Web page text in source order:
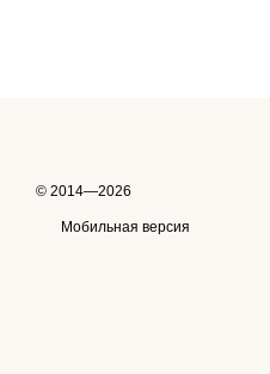
© 2014—2026
Мобильная версия